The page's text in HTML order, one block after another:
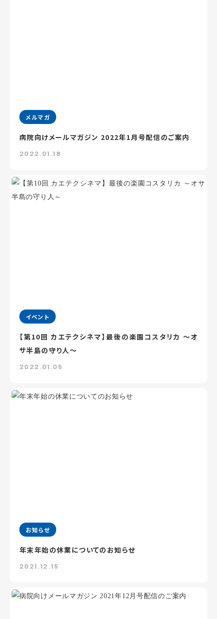
メルマガ
病院向けメールマガジン 2022年1月号配信のご案内
2022.01.18
イベント
【第10回 カエテクシネマ】最後の楽園コスタリカ ～オ
サ半島の守り人～
2022.01.05
お知らせ
年末年始の休業についてのお知らせ
2021.12.15